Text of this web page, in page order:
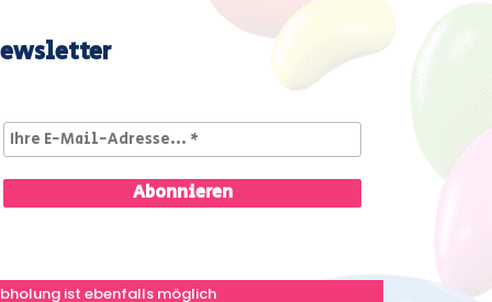
ist ebenfalls möglich